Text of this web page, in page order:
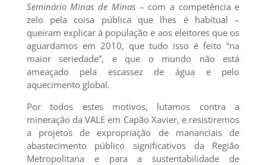
Seminário Minas de Minas– com a competência e
zelo pela coisa pública que lhes é habitual –
queiram explicar à população e aos eleitores que os
aguardamos em 2010, que tudo isso é feito “na
maior seriedade”, e que o mundo não está
ameaçado pela escassez de água e pelo
aquecimento global.
Por todos estes motivos, lutamos contra a
mineração da VALE em Capão Xavier, e resistiremos
a projetos de expropriação de mananciais de
abastecimento público significativos da Região
Metropolitana e para a sustentabilidade de